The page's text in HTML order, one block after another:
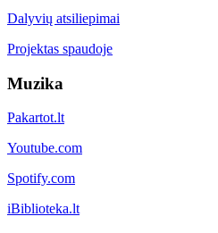
Dalyvių atsiliepimai
Projektas spaudoje
Muzika
Pakartot.lt
Youtube.com
Spotify.com
iBiblioteka.lt